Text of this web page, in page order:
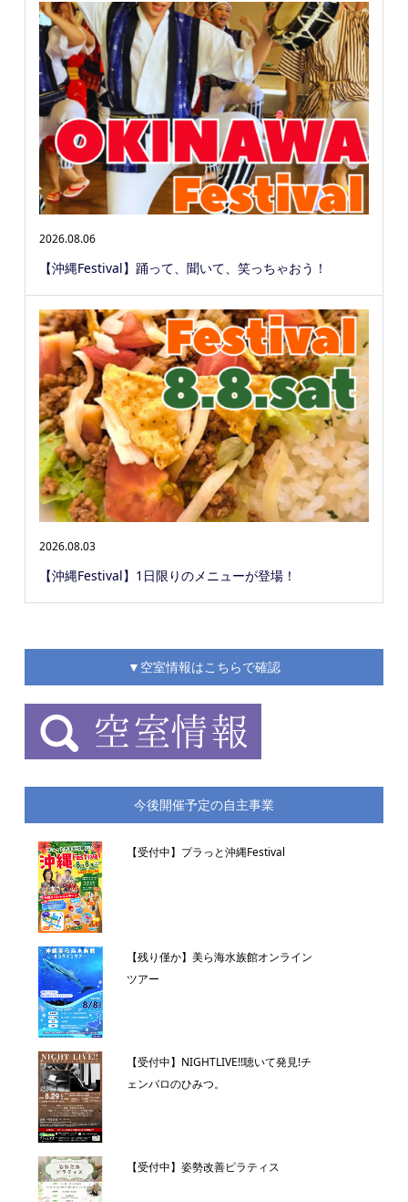
2026.08.06
【沖縄Festival】踊って、聞いて、笑っちゃおう！
2026.08.03
【沖縄Festival】1日限りのメニューが登場！
▼空室情報はこちらで確認
今後開催予定の自主事業
【受付中】プラっと沖縄Festival
【残り僅か】美ら海水族館オンライン
ツアー
【受付中】NIGHTLIVE!!聴いて発見!チ
ェンバロのひみつ。
【受付中】姿勢改善ピラティス